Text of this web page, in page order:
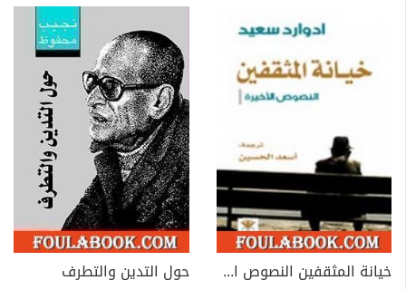
خيانة المثقفين النصوص الأخيرة
حول التدين والتطرف